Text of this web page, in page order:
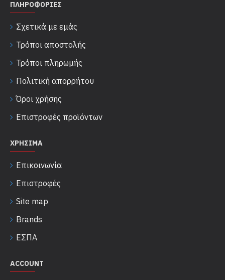
ΠΛΗΡΟΦΟΡΊΕΣ
Σχετικά με εμάς
Τρόποι αποστολής
Τρόποι πληρωμής
Πολιτική απορρήτου
Όροι χρήσης
Επιστροφές προϊόντων
ΧΡΉΣΙΜΑ
Επικοινωνία
Επιστροφές
Site map
Brands
ΕΣΠΑ
ACCOUNT